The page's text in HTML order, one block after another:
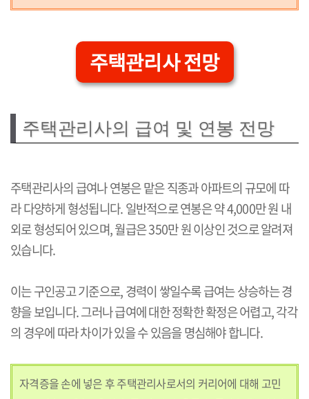
주택관리사 전망
주택관리사의 급여 및 연봉 전망
주택관리사의 급여나 연봉은 맡은 직종과 아파트의 규모에 따
라 다양하게 형성됩니다. 일반적으로 연봉은 약 4,000만 원 내
외로 형성되어 있으며, 월급은 350만 원 이상인 것으로 알려져
있습니다.
이는 구인공고 기준으로, 경력이 쌓일수록 급여는 상승하는 경
향을 보입니다. 그러나 급여에 대한 정확한 확정은 어렵고, 각각
의 경우에 따라 차이가 있을 수 있음을 명심해야 합니다.
자격증을 손에 넣은 후 주택관리사로서의 커리어에 대해 고민